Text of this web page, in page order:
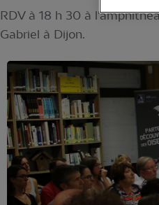
RDV à 18 h 30 à
Gabriel à Dijon.